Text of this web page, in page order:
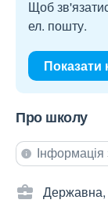
Щоб
ел. пошту.
Показати
Про школу
Державна,